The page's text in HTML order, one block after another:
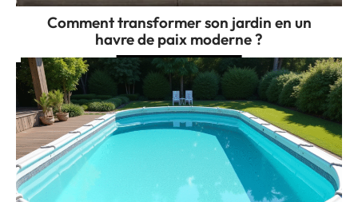
Comment transformer son jardin en un
havre de paix moderne ?